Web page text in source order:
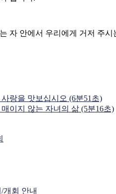
자 안에서 우리에게 거저 주
랑을 맛보십시오 (6분51초)
이지 않는 자녀의 삶 (5분16초)
개회 안내